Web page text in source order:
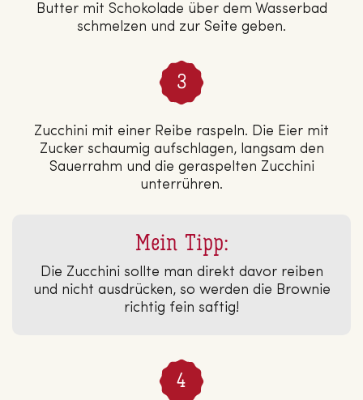
Butter mit Schokolade über dem Wasserbad
schmelzen und zur Seite geben.
Zucchini mit einer Reibe raspeln. Die Eier mit
Zucker schaumig aufschlagen, langsam den
Sauerrahm und die geraspelten Zucchini
unterrühren.
Mein Tipp:
Die Zucchini sollte man direkt davor reiben
und nicht ausdrücken, so werden die Brownie
richtig fein saftig!